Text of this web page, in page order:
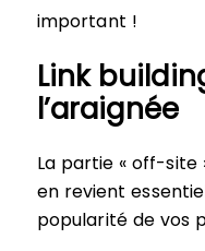
important !
Link
l’araignée
La partie « off-
en revient
popularité de vos